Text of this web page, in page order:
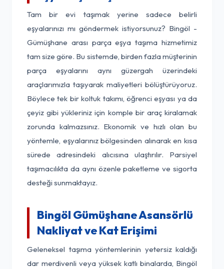
Tam bir evi taşımak yerine sadece belirli
eşyalarınızı mı göndermek istiyorsunuz? Bingöl -
Gümüşhane arası parça eşya taşıma hizmetimiz
tam size göre. Bu sistemde, birden fazla müşterinin
parça eşyalarını aynı güzergah üzerindeki
araçlarımızla taşıyarak maliyetleri bölüştürüyoruz.
Böylece tek bir koltuk takımı, öğrenci eşyası ya da
çeyiz gibi yükleriniz için komple bir araç kiralamak
zorunda kalmazsınız. Ekonomik ve hızlı olan bu
yöntemle, eşyalarınız bölgesinden alınarak en kısa
sürede adresindeki alıcısına ulaştırılır. Parsiyel
taşımacılıkta da aynı özenle paketleme ve sigorta
desteği sunmaktayız.
Bingöl Gümüşhane Asansörlü
Nakliyat ve Kat Erişimi
Geleneksel taşıma yöntemlerinin yetersiz kaldığı
dar merdivenli veya yüksek katlı binalarda, Bingöl